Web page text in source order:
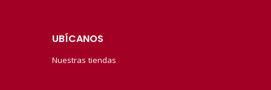
UBÍCANOS
Nuestras tiendas